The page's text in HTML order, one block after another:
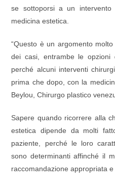
se sottoporsi a un
medicina estetica.
“Questo è un argomento
dei casi, entrambe le opzioni
perché alcuni interventi
prima che dopo, con la
Beylou, Chirurgo plastico
Sapere quando ricorrere alla
estetica dipende da molti
paziente, perché le loro
sono determinanti affinché il
raccomandazione appropriata e